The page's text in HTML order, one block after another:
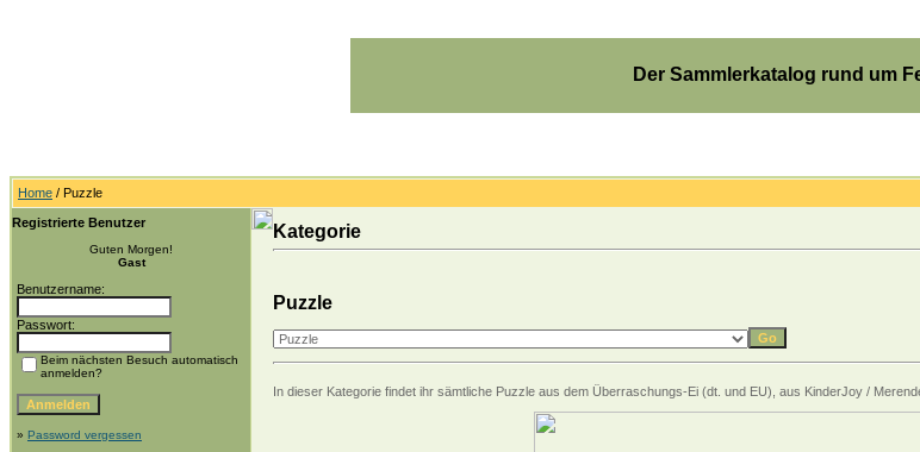
Der Sammlerkatalog rund um
Home / Puzzle
Registrierte Benutzer
Guten Morgen!
Gast
Benutzername:
Passwort:
Beim nächsten Besuch automatisch
anmelden?
» Password vergessen
Kategorie
Puzzle
In dieser Kategorie findet ihr sämtliche Puzzle aus dem Überraschungs-Ei (dt. und EU), aus KinderJoy /